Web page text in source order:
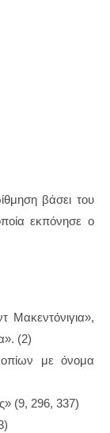
βάσει του
εκπόνησε ο
Μακεντόνιγια»,
(2)
με όνομα
(9, 296, 337)